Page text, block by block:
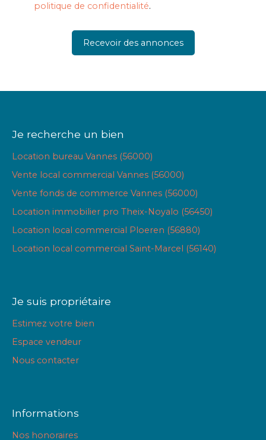
politique de confidentialité.
Recevoir des annonces
Je recherche un bien
Location bureau Vannes (56000)
Vente local commercial Vannes (56000)
Vente fonds de commerce Vannes (56000)
Location immobilier pro Theix-Noyalo (56450)
Location local commercial Ploeren (56880)
Location local commercial Saint-Marcel (56140)
Je suis propriétaire
Estimez votre bien
Espace vendeur
Nous contacter
Informations
Nos honoraires